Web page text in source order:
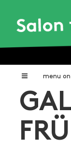
menu on
Home
Nadační
Galerie